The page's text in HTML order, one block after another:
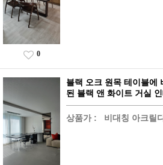
0
블랙 오크 원목 테이블에
된 블랙 앤 화이트 거실 인
상품가 : 비대칭 아크릴